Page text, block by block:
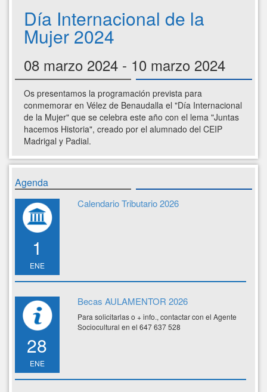
Día Internacional de la
Mujer 2024
08 marzo 2024 - 10 marzo 2024
Os presentamos la programación prevista para
conmemorar en Vélez de Benaudalla el "Día Internacional
de la Mujer" que se celebra este año con el lema "Juntas
hacemos Historia", creado por el alumnado del CEIP
Madrigal y Padial.
Agenda
1
ENE
Calendario Tributario 2026
28
ENE
Becas AULAMENTOR 2026
Para solicitarlas o + info., contactar con el Agente
Sociocultural en el 647 637 528